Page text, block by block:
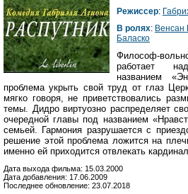
Режиссер:
В ролях: Венсан
Баласко
Философ-
работает
названием
проблема укрыть свой труд от глаз
мягко говоря, не приветствовались
темы. Дидро виртуозно распределяет
очередной главы под названием
семьей. Гармония разрушается с
решение этой проблема ложится на
именно ей приходится отвлекать
Дата выхода фильма: 15.03.2000
Дата добавления: 17.06.2009
Последнее обновление: 23.07.2018